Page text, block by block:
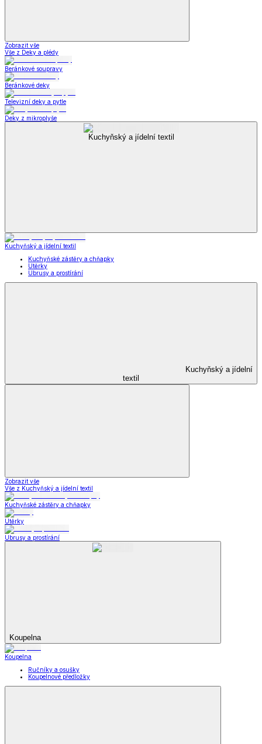
Zobrazit vše
Vše z Deky a plédy
Beránkové soupravy
Beránkové deky
Televizní deky a pytle
Deky z mikroplyše
Kuchyňský a jídelní textil
Kuchyňský a jídelní textil
Kuchyňské zástěry a chňapky
Utěrky
Ubrusy a prostírání
Kuchyňský a jídelní
textil
Zobrazit vše
Vše z Kuchyňský a jídelní textil
Kuchyňské zástěry a chňapky
Utěrky
Ubrusy a prostírání
Koupelna
Koupelna
Ručníky a osušky
Koupelnové předložky